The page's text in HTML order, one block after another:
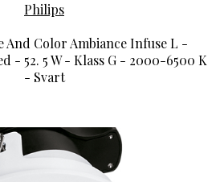
Philips
And Color Ambiance Infuse L -
- 52. 5 W - Klass G - 2000-6500 K
- Svart